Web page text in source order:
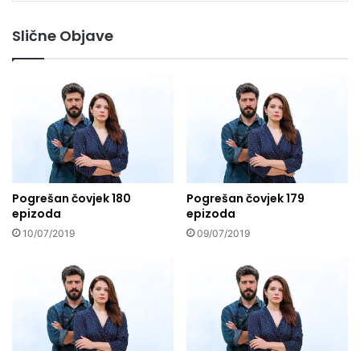
Slične Objave
Pogrešan čovjek 180
epizoda
10/07/2019
Pogrešan čovjek 179
epizoda
09/07/2019